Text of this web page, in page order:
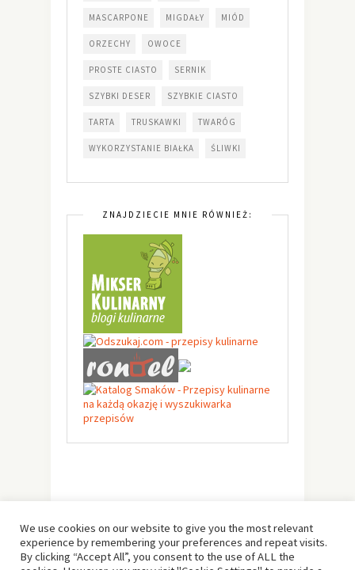
MASCARPONE MIGDAŁY MIÓD
ORZECHY OWOCE
PROSTE CIASTO SERNIK
SZYBKI DESER SZYBKIE CIASTO
TARTA TRUSKAWKI TWARÓG
WYKORZYSTANIE BIAŁKA ŚLIWKI
ZNAJDZIECIE MNIE RÓWNIEŻ:
We use cookies on our website to give you the most relevant
experience by remembering your preferences and repeat visits.
By clicking “Accept All”, you consent to the use of ALL the